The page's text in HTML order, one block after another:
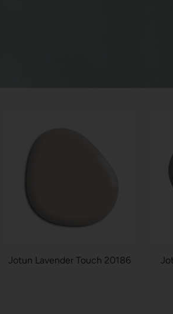
Jotun Lavender Touch 20186